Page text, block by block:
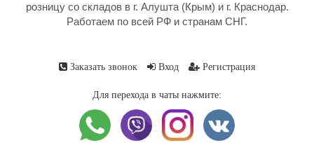
розницу со складов в г. Алушта (Крым) и г. Краснодар.
Работаем по всей РФ и странам СНГ.
Заказать звонок Вход Регистрация
Для перехода в чаты нажмите: